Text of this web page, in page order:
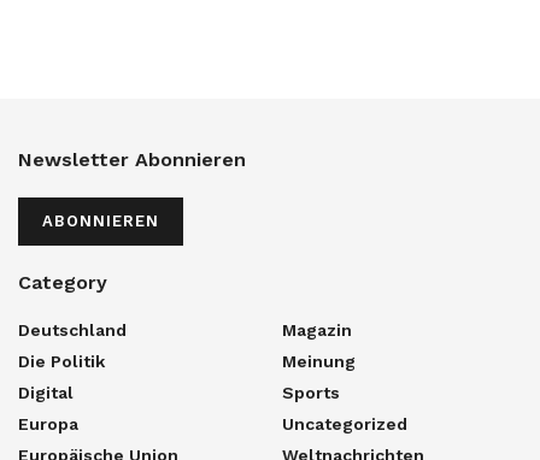
Newsletter Abonnieren
ABONNIEREN
Category
Deutschland
Die Politik
Digital
Europa
Europäische Union
Magazin
Meinung
Sports
Uncategorized
Weltnachrichten